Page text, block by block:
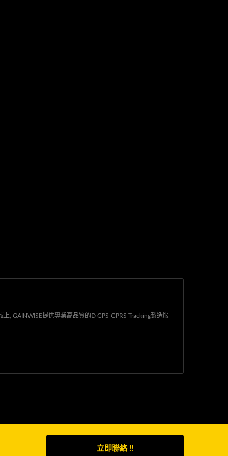
, GAINWISE提供專業高品質的D GPS-GPRS Tracking製造服
立即聯絡 !!